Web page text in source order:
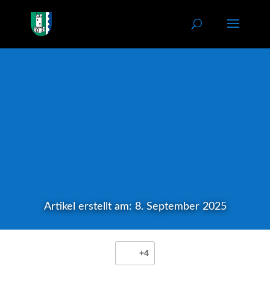
Artikel erstellt am: 8. September 2025
+4